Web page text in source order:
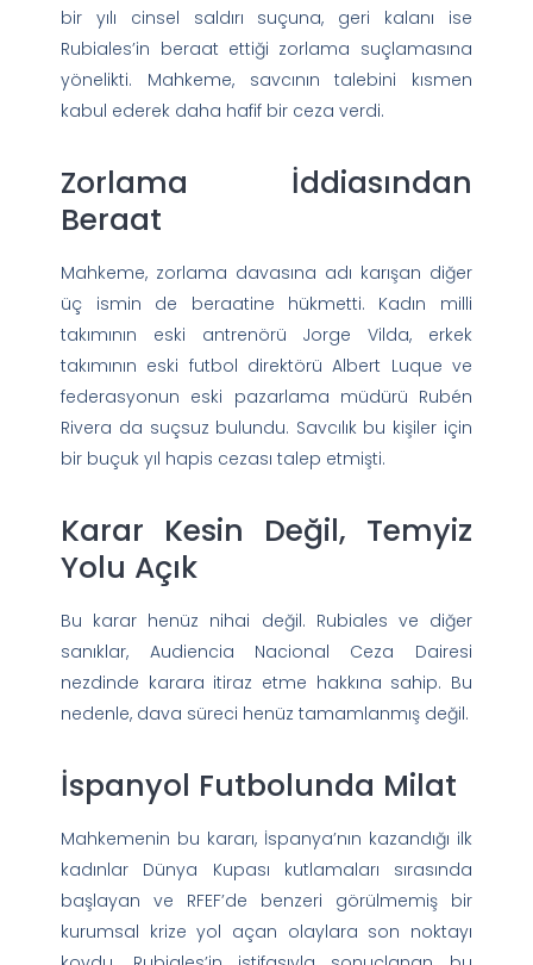
bir yılı cinsel saldırı suçuna, geri kalanı ise
Rubiales’in beraat ettiği zorlama suçlamasına
yönelikti. Mahkeme, savcının talebini kısmen
kabul ederek daha hafif bir ceza verdi.
Zorlama İddiasından
Beraat
Mahkeme, zorlama davasına adı karışan diğer
üç ismin de beraatine hükmetti. Kadın milli
takımının eski antrenörü Jorge Vilda, erkek
takımının eski futbol direktörü Albert Luque ve
federasyonun eski pazarlama müdürü Rubén
Rivera da suçsuz bulundu. Savcılık bu kişiler için
bir buçuk yıl hapis cezası talep etmişti.
Karar Kesin Değil, Temyiz
Yolu Açık
Bu karar henüz nihai değil. Rubiales ve diğer
sanıklar, Audiencia Nacional Ceza Dairesi
nezdinde karara itiraz etme hakkına sahip. Bu
nedenle, dava süreci henüz tamamlanmış değil.
İspanyol Futbolunda Milat
Mahkemenin bu kararı, İspanya’nın kazandığı ilk
kadınlar Dünya Kupası kutlamaları sırasında
başlayan ve RFEF’de benzeri görülmemiş bir
kurumsal krize yol açan olaylara son noktayı